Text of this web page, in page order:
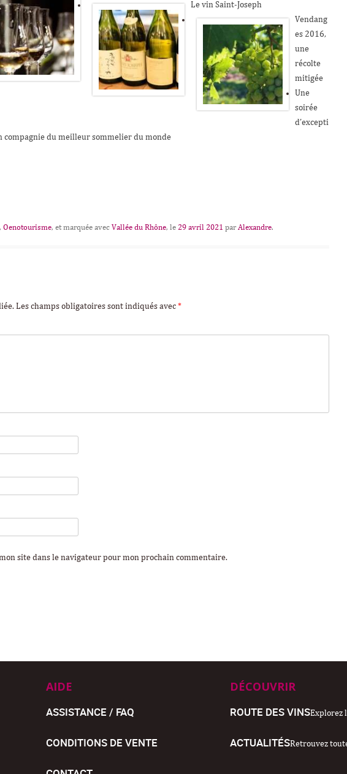
Le vin Saint-Joseph
Vendang
es 2016,
une
récolte
mitigée
Une
soirée
d’excepti
compagnie du meilleur sommelier du monde
, Oenotourisme, et marquée avec Vallée du Rhône, le 29 avril 2021 par Alexandre.
Les champs obligatoires sont indiqués avec *
site dans le navigateur pour mon prochain commentaire.
AIDE
ASSISTANCE / FAQ
CONDITIONS DE VENTE
DÉCOUVRIR
ROUTE DES VINSExplorez
ACTUALITÉSRetrouvez